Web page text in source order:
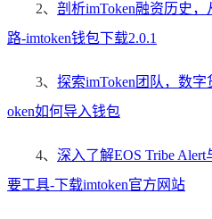
2、 剖析imToken融资历史
路-imtoken钱包下载2.0.1
3、 探索imToken团队，数
oken如何导入钱包
4、 深入了解EOS Tribe
要工具-下载imtoken官方网站